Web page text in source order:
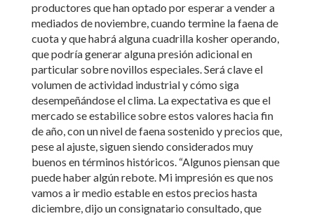
productores que han optado por esperar a vender a
mediados de noviembre, cuando termine la faena de
cuota y que habrá alguna cuadrilla kosher operando,
que podría generar alguna presión adicional en
particular sobre novillos especiales. Será clave el
volumen de actividad industrial y cómo siga
desempeñándose el clima. La expectativa es que el
mercado se estabilice sobre estos valores hacia fin
de año, con un nivel de faena sostenido y precios que,
pese al ajuste, siguen siendo considerados muy
buenos en términos históricos. “Algunos piensan que
puede haber algún rebote. Mi impresión es que nos
vamos a ir medio estable en estos precios hasta
diciembre, dijo un consignatario consultado, que